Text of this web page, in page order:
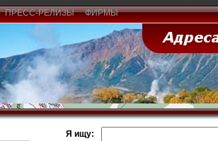
ПРЕСС-РЕЛИЗЫ ФИРМЫ
Я ищу: